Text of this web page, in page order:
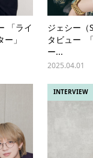
「ライ
」
ジェシー（
タビュー
ー...
2025.04.01
INTERVIEW